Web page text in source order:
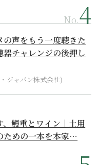
No.
の声をもう一度聴きた
器チャレンジの後押し
ジャパン株式会社)
、鰻重とワイン｜土用
ための一本を本家…